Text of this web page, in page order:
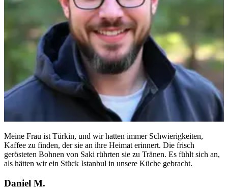
Meine Frau ist Türkin, und wir hatten immer Schwierigkeiten,
Kaffee zu finden, der sie an ihre Heimat erinnert. Die frisch
gerösteten Bohnen von Saki rührten sie zu Tränen. Es fühlt sich an,
als hätten wir ein Stück Istanbul in unsere Küche gebracht.
Daniel M.